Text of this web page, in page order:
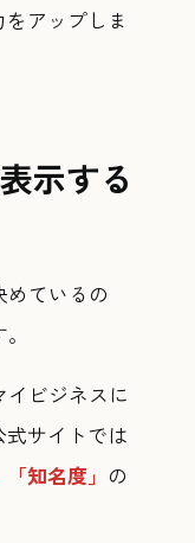
アップしま
示する
めているの
イビジネスに
サイトでは
知名度」 の